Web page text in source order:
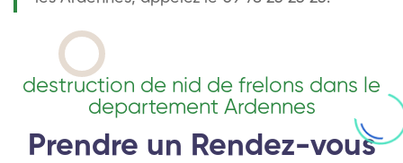
destruction de nid de frelons dans le
departement Ardennes
Prendre un Rendez-vous